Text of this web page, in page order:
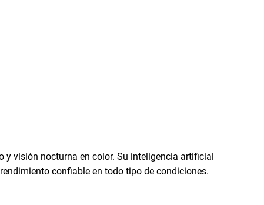
y visión nocturna en color. Su inteligencia artificial
confiable en todo tipo de condiciones.